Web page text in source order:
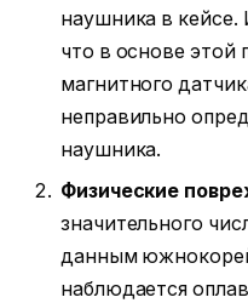
наушника в кейсе.
что в основе этой
магнитного
неправильно
наушника.
Физические
значительного
данным
наблюдается